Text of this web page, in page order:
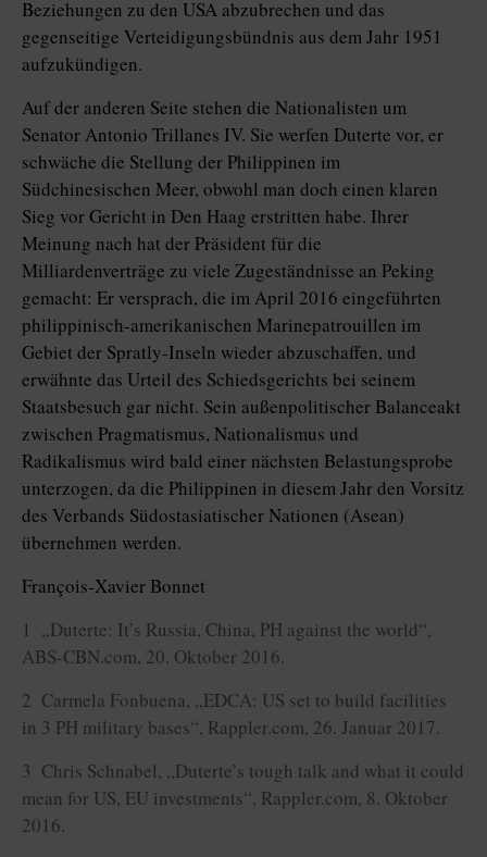
Beziehungen zu den USA abzubrechen und das
gegenseitige Verteidigungsbündnis aus dem Jahr 1951
aufzukündigen.
Auf der anderen Seite stehen die Nationalisten um
Senator Antonio Trillanes IV. Sie werfen Duterte vor, er
schwäche die Stellung der Philippinen im
Südchinesischen Meer, obwohl man doch einen klaren
Sieg vor Gericht in Den Haag erstritten habe. Ihrer
Meinung nach hat der Präsident für die
Milliardenverträge zu viele Zugeständnisse an Peking
gemacht: Er versprach, die im April 2016 eingeführten
philippinisch-amerikanischen Marinepatrouillen im
Gebiet der Spratly-Inseln wieder abzuschaffen, und
erwähnte das Urteil des Schiedsgerichts bei seinem
Staatsbesuch gar nicht. Sein außenpolitischer Balanceakt
zwischen Pragmatismus, Nationalismus und
Radikalismus wird bald einer nächsten Belastungsprobe
unterzogen, da die Philippinen in diesem Jahr den Vorsitz
des Verbands Südostasiatischer Nationen (Asean)
übernehmen werden.
François-Xavier Bonnet
1 „Duterte: It’s Russia, China, PH against the world“,
ABS-CBN.com, 20. Oktober 2016.
2 Carmela Fonbuena, „EDCA: US set to build facilities
in 3 PH military bases“, Rappler.com, 26. Januar 2017.
3 Chris Schnabel, „Duterte’s tough talk and what it could
mean for US, EU investments“, Rappler.com, 8. Oktober
2016.